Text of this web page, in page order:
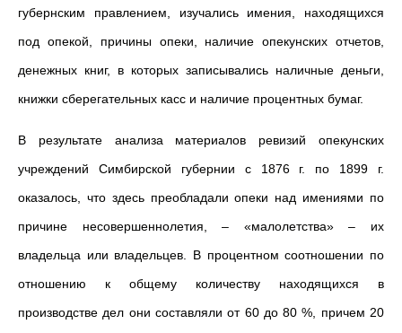
губернским правлением, изучались имения, находящихся
под опекой, причины опеки, наличие опекунских отчетов,
денежных книг, в которых записывались наличные деньги,
книжки сберегательных касс и наличие процентных бумаг.
В результате анализа материалов ревизий опекунских
учреждений Симбирской губернии с 1876 г. по 1899 г.
оказалось, что здесь преобладали опеки над имениями по
причине несовершеннолетия, – «малолетства» – их
владельца или владельцев. В процентном соотношении по
отношению к общему количеству находящихся в
производстве дел они составляли от 60 до 80 %, причем 20